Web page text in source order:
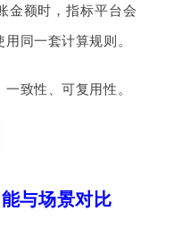
金额时，指标平台会
同一套计算规则。
致性、可复用性。
与场景对比